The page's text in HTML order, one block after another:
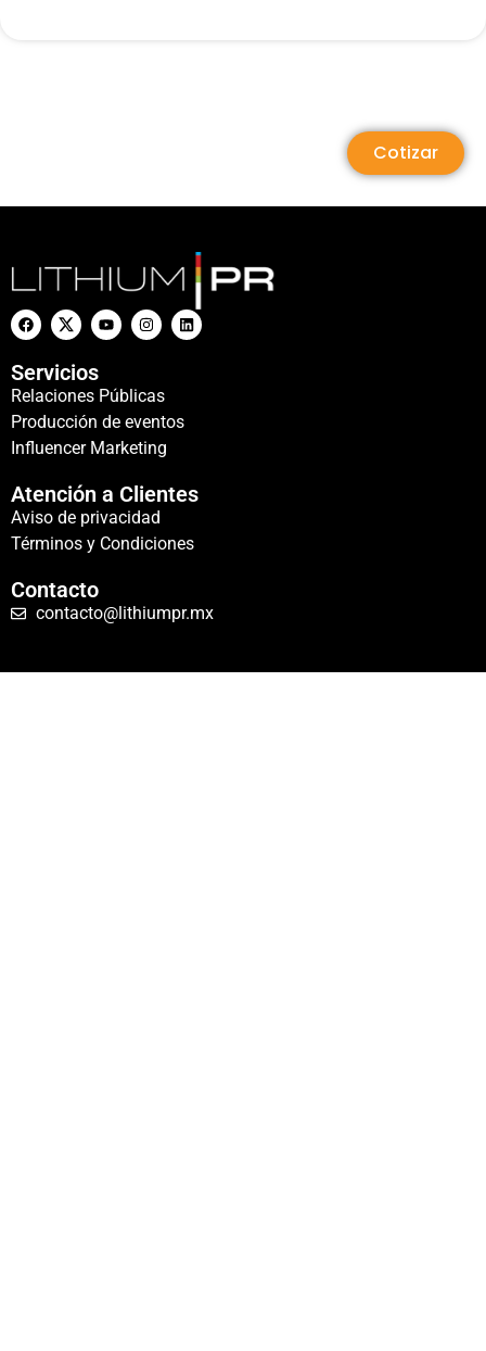
Cotizar
Servicios
Relaciones Públicas
Producción de eventos
Influencer Marketing
Atención a Clientes
Aviso de privacidad
Términos y Condiciones
Contacto
contacto@lithiumpr.mx